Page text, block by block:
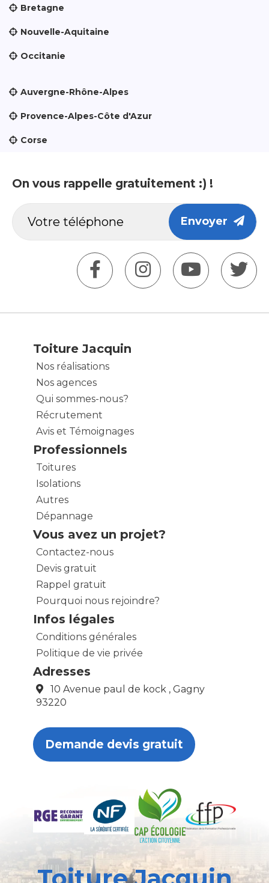
Bretagne
Nouvelle-Aquitaine
Occitanie
Auvergne-Rhône-Alpes
Provence-Alpes-Côte d'Azur
Corse
On vous rappelle gratuitement :) !
Envoyer
Toiture Jacquin
Nos réalisations
Nos agences
Qui sommes-nous?
Récrutement
Avis et Témoignages
Professionnels
Toitures
Isolations
Autres
Dépannage
Vous avez un projet?
Contactez-nous
Devis gratuit
Rappel gratuit
Pourquoi nous rejoindre?
Infos légales
Conditions générales
Politique de vie privée
Adresses
10 Avenue paul de kock , Gagny
93220
Demande devis gratuit